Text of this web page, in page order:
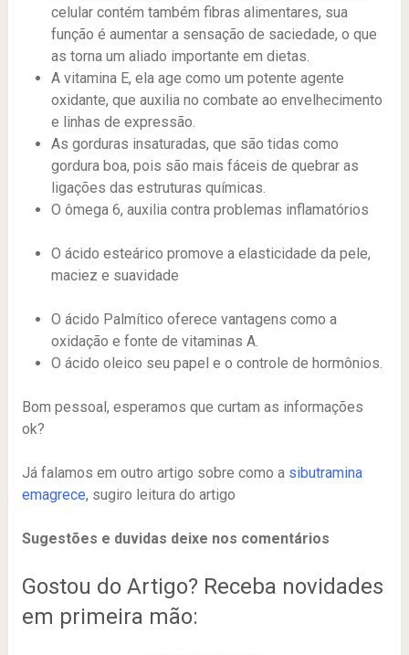
celular contém também fibras alimentares, sua
função é aumentar a sensação de saciedade, o que
as torna um aliado importante em dietas.
A vitamina E, ela age como um potente agente
oxidante, que auxilia no combate ao envelhecimento
e linhas de expressão.
As gorduras insaturadas, que são tidas como
gordura boa, pois são mais fáceis de quebrar as
ligações das estruturas químicas.
O ômega 6, auxilia contra problemas inflamatórios
O ácido esteárico promove a elasticidade da pele,
maciez e suavidade
O ácido Palmítico oferece vantagens como a
oxidação e fonte de vitaminas A.
O ácido oleico seu papel e o controle de hormônios.
Bom pessoal, esperamos que curtam as informações
ok?
Já falamos em outro artigo sobre como a sibutramina
emagrece, sugiro leitura do artigo
Sugestões e duvidas deixe nos comentários
Gostou do Artigo? Receba novidades
em primeira mão: